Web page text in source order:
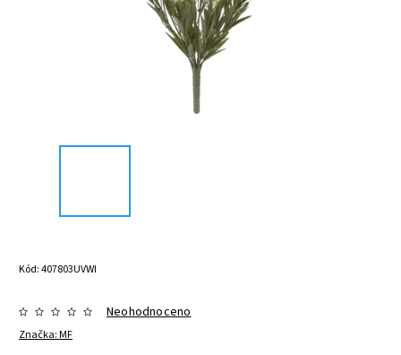
Kód:407803UVWI
Značka:MF
Neohodnoceno